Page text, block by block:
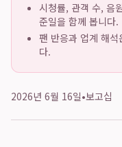
시청률, 관객 수, 음
준일을 함께 봅니다.
팬 반응과 업계 해
다.
2026년 6월 16일•보고십